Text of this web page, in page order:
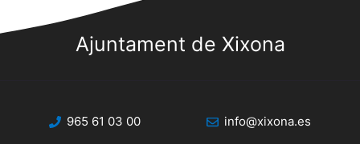
Ajuntament de Xixona
965 61 03 00 info@xixona.es